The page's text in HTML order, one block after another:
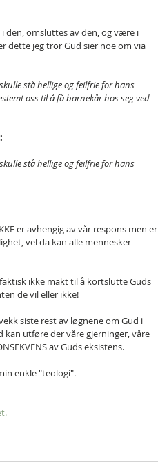
den, omsluttes av den, og være i
dette jeg tror Gud sier noe om via
stå hellige og feilfrie for hans
oss til å få barnekår hos seg ved
stå hellige og feilfrie for hans
er avhengig av vår respons men er
vel da kan alle mennesker
ikke makt til å kortslutte Guds
de vil eller ikke!
siste rest av løgnene om Gud i
kan utføre der våre gjerninger, våre
av Guds eksistens.
enkle "teologi".